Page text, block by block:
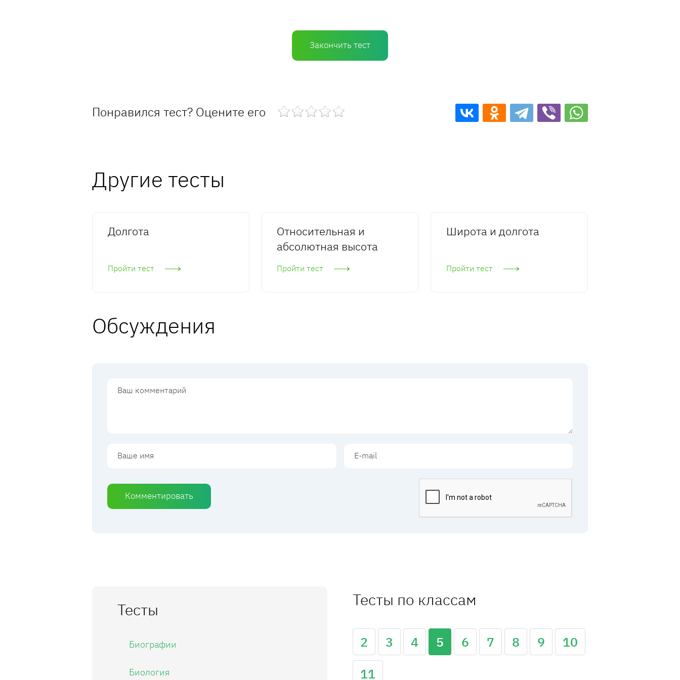
Закончить тест
Понравился тест? Оцените его
Другие тесты
Долгота
Пройти тест
Относительная и
абсолютная высота
Пройти тест
Широта и долгота
Пройти тест
Обсуждения
Комментировать
Тесты
Биографии
Биология
Тесты по классам
2 3 4 5 6 7 8 9
10
11